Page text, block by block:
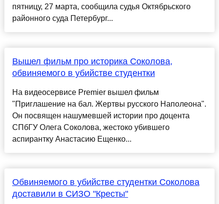
пятницу, 27 марта, сообщила судья Октябрьского
районного суда Петербург...
Вышел фильм про историка Соколова,
обвиняемого в убийстве студентки
На видеосервисе Premier вышел фильм
"Приглашение на бал. Жертвы русского Наполеона".
Он посвящен нашумевшей истории про доцента
СПбГУ Олега Соколова, жестоко убившего
аспирантку Анастасию Ещенко...
Обвиняемого в убийстве студентки Соколова
доставили в СИЗО "Кресты"